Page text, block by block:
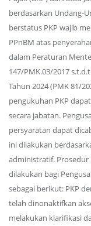
berdasarkan Undang-
berstatus PKP wajib
PPnBM atas
dalam Peraturan
147/PMK.03/2017
Tahun 2024 (PMK 81/
pengukuhan PKP
secara jabatan.
persyaratan dapat
ini dilakukan
administratif.
dilakukan bagi
sebagai berikut: PKP
telah dinonaktifkan
melakukan klarifikasi